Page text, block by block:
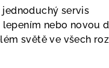
servis
nebo novou
světě ve všech